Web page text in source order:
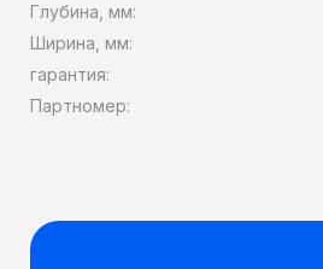
Глубина, мм:
Ширина, мм:
гарантия:
Партномер: